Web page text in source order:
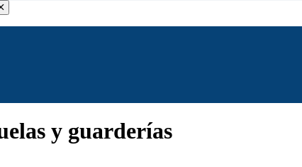
close
y guarderías